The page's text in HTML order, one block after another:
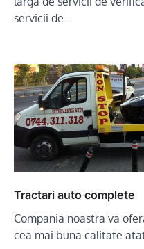
servicii de…
Tractari auto complete
Compania noastra va
cea mai buna calitate